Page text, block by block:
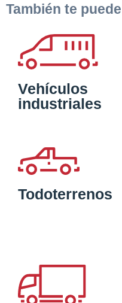
También te
Vehículos
industriales
Todoterrenos